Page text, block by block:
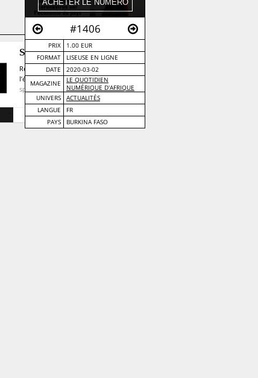
#1406
PRIX
1.00 EUR
FORMAT
LISEUSE EN LIGNE
DATE
2020-03-02
MAGAZINE
LE QUOTIDIEN
NUMÉRIQUE D'AFRIQUE
UNIVERS
ACTUALITÉS
LANGUE
FR
PAYS
BURKINA FASO
Spirale
Repenser la valeur à la fin de
l’économie · économie · capitalisme ·
spéculation · valeur
2022-10 8 €